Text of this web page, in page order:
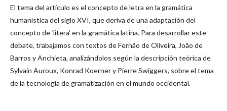
El tema del artículo es el concepto de letra en la gramática
humanística del siglo XVI, que deriva de una adaptación del
concepto de ‘litera’ en la gramática latina. Para desarrollar este
debate, trabajamos con textos de Fernão de Oliveira, João de
Barros y Anchieta, analizándolos según la descripción teórica de
Sylvain Auroux, Konrad Koerner y Pierre Swiggers, sobre el tema
de la tecnología de gramatización en el mundo occidental.